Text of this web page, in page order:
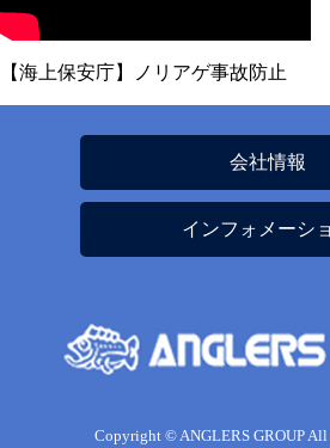
【海上保安庁】ノリアゲ事故防止
会社情報
インフォメーシ
Copyright © ANGLERS GROUP All